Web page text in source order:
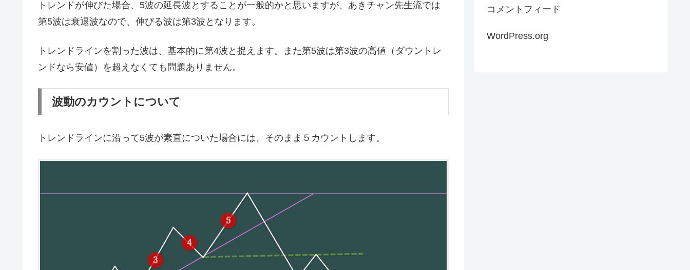
トレンドが伸びた場合、5波の延長波とすることが一般的かと思いますが、あきチャン先生流では
第5波は衰退波なので、伸びる波は第3波となります。
トレンドラインを割った波は、基本的に第4波と捉えます。また第5波は第3波の高値（ダウントレ
ンドなら安値）を超えなくても問題ありません。
波動のカウントについて
トレンドラインに沿って5波が素直についた場合には、そのまま５カウントします。
コメントフィード
WordPress.org